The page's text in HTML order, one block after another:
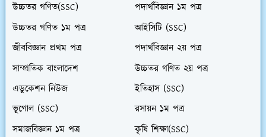
উচ্চতর গণিত(SSC)
পদার্থবিজ্ঞান ১ম পত্র
উচ্চতর গণিত ১ম পত্র
আইসিটি (SSC)
জীববিজ্ঞান প্রথম পত্র
পদার্থবিজ্ঞান ২য় পত্র
সাম্প্রতিক বাংলাদেশ
উচ্চতর গণিত ২য় পত্র
এডুকেশন নিউজ
ইতিহাস (SSC)
ভূগোল (SSC)
রসায়ন ১ম পত্র
সমাজবিজ্ঞান ১ম পত্র
কৃষি শিক্ষা(SSC)